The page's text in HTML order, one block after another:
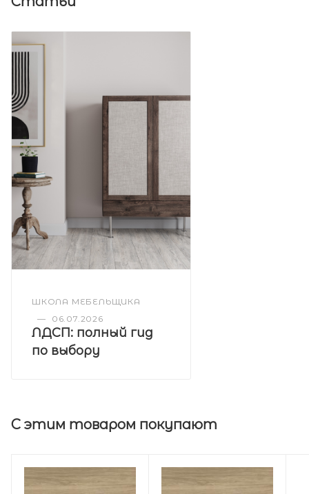
ШКОЛА МЕБЕЛЬЩИКА
—
06.07.2026
ЛДСП: полный гид
по выбору
С этим товаром покупают